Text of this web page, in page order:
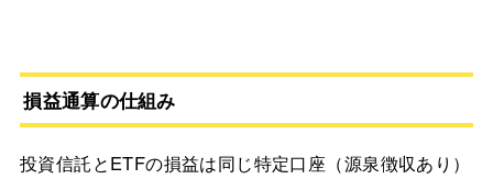
損益通算の仕組み
投資信託とETFの損益は同じ特定口座（源泉徴収あり）